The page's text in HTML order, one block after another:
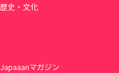
歴史・文化
Japaaanマガジン